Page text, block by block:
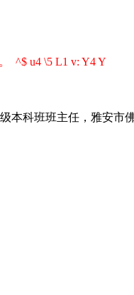
^$ u4 \5 L1 v: Y4 Y
本科班班主任，雅安市